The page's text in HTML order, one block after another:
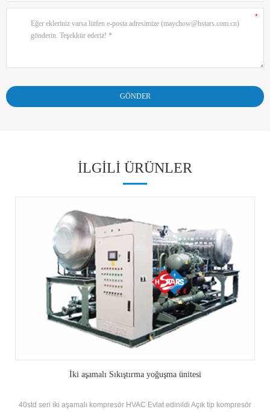
ILGILI ÜRÜNLER
İki aşamalı Sıkıştırma yoğuşma ünitesi
40std seri iki aşamalı kompresör HVAC Evlat edinildi Açık tip kompresör